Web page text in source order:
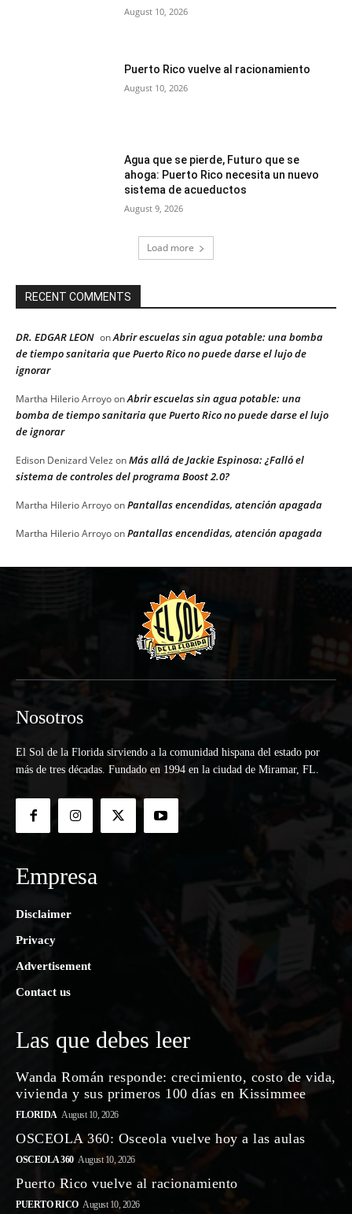
August 10, 2026
Puerto Rico vuelve al racionamiento
August 10, 2026
Agua que se pierde, Futuro que se
ahoga: Puerto Rico necesita un nuevo
sistema de acueductos
August 9, 2026
Load more
RECENT COMMENTS
DR. EDGAR LEON onAbrir escuelas sin agua potable: una bomba
de tiempo sanitaria que Puerto Rico no puede darse el lujo de
ignorar
Martha Hilerio ArroyoonAbrir escuelas sin agua potable: una
bomba de tiempo sanitaria que Puerto Rico no puede darse el lujo
de ignorar
Edison Denizard Velez onMás allá de Jackie Espinosa: ¿Falló el
sistema de controles del programa Boost 2.0?
Martha Hilerio ArroyoonPantallas encendidas, atención apagada
Martha Hilerio ArroyoonPantallas encendidas, atención apagada
Nosotros
El Sol de la Florida sirviendo a la comunidad hispana del estado por
más de tres décadas. Fundado en 1994 en la ciudad de Miramar, FL.
Empresa
Disclaimer
Privacy
Advertisement
Contact us
Las que debes leer
Wanda Román responde: crecimiento, costo de vida,
vivienda y sus primeros 100 días en Kissimmee
FLORIDA August 10, 2026
OSCEOLA 360: Osceola vuelve hoy a las aulas
OSCEOLA 360 August 10, 2026
Puerto Rico vuelve al racionamiento
PUERTO RICO August 10, 2026